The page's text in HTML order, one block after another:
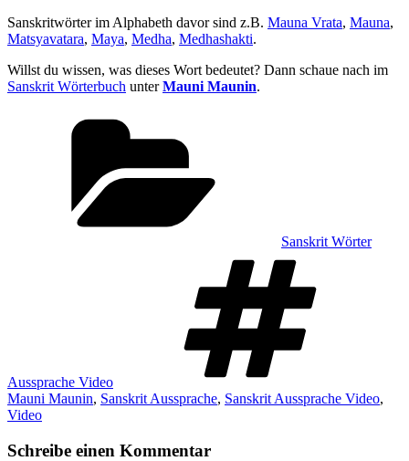
Sanskritwörter im Alphabeth davor sind z.B. Mauna Vrata, Mauna,
Matsyavatara, Maya, Medha, Medhashakti.
Willst du wissen, was dieses Wort bedeutet? Dann schaue nach im
Sanskrit Wörterbuch unterMauni Maunin.
Sanskrit Wörter
Aussprache Video
Mauni Maunin, Sanskrit Aussprache, Sanskrit Aussprache Video,
Video
Schreibe einen Kommentar